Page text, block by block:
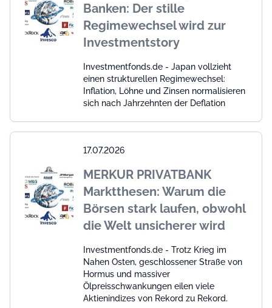
Banken: Der stille
Regimewechsel wird zur
Investmentstory
Investmentfonds.de - Japan vollzieht
einen strukturellen Regimewechsel:
Inflation, Löhne und Zinsen normalisieren
sich nach Jahrzehnten der Deflation
17.07.2026
MERKUR PRIVATBANK
Marktthesen: Warum die
Börsen stark laufen, obwohl
die Welt unsicherer wird
Investmentfonds.de - Trotz Krieg im
Nahen Osten, geschlossener Straße von
Hormus und massiver
Ölpreisschwankungen eilen viele
Aktienindizes von Rekord zu Rekord.